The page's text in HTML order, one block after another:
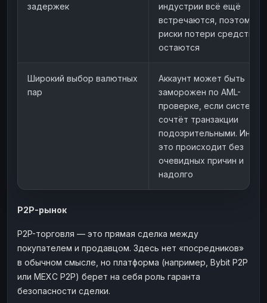
задержек
индустрии всё ещё
встречаются, поэтому
риски потери средств
остаются
Широкий выбор валютных
пар
Аккаунт может быть
заморожен по AML-
проверке, если система
сочтёт транзакции
подозрительными.
это происходит без
очевидных причин и
надолго
P2P-рынок
P2P-торговля — это прямая сделка между
покупателем и продавцом. Здесь нет «посредников»
в обычном смысле, но платформа (например, Bybit P2P
или MEXC P2P) берет на себя роль гаранта
безопасности сделки.